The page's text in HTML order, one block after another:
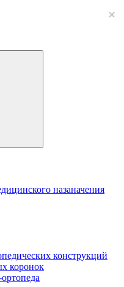
назаначения
конструкций
коронок